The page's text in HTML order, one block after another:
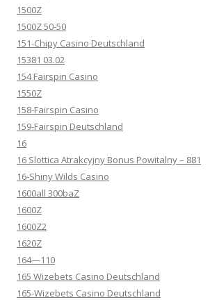
1500Z
1500Z 50-50
151-Chipy Casino Deutschland
15381 03.02
154 Fairspin Casino
1550Z
158-Fairspin Casino
159-Fairspin Deutschland
16
16 Slottica Atrakcyjny Bonus Powitalny – 881
16-Shiny Wilds Casino
1600all 300baZ
1600Z
1600Z2
1620Z
164—110
165 Wizebets Casino Deutschland
165-Wizebets Casino Deutschland